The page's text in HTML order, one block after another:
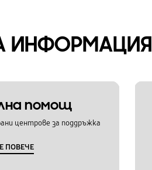
ИНФОРМАЦИЯ
помощ
центрове за поддръжка
ПОВЕЧЕ